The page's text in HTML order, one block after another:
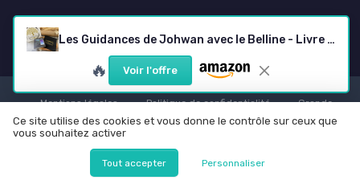
Les Guidances de Johwan avec le Belline - Livre Oracle Spirale 106 Pages - 53 Cartes Interprétées - Guidance Spirituelle Quotidienne - Édition Limitée + Pochon
🔥 Voir l'offre
Getboox
Mentions légales Politique de confidentialité
Grande
Enquête 2025 sur l'IA et les professionnels de l'édition
Ce site utilise des cookies et vous donne le contrôle sur ceux que
vous souhaitez activer
Tout accepter Personnaliser